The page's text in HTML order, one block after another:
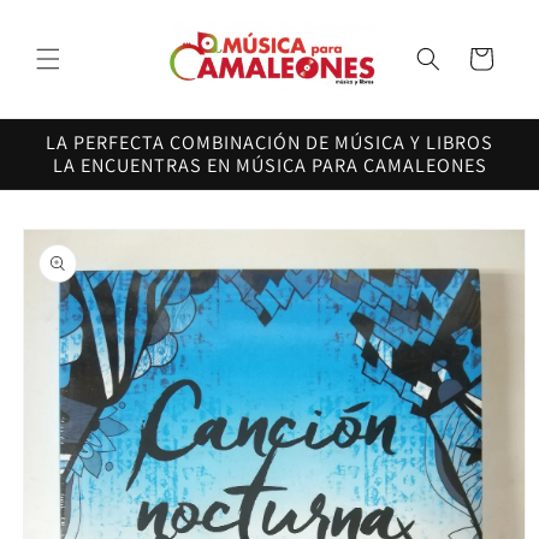
al contenido
Carrito
LA PERFECTA COMBINACIÓN DE MÚSICA Y LIBROS
LA ENCUENTRAS EN MÚSICA PARA CAMALEONES
directamente
a la
información
del producto